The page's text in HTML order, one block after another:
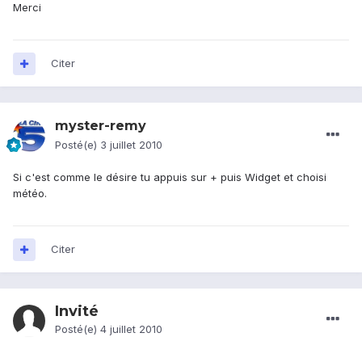
Merci
Citer
myster-remy
Posté(e) 3 juillet 2010
Si c'est comme le désire tu appuis sur + puis Widget et choisi
météo.
Citer
Invité
Posté(e) 4 juillet 2010